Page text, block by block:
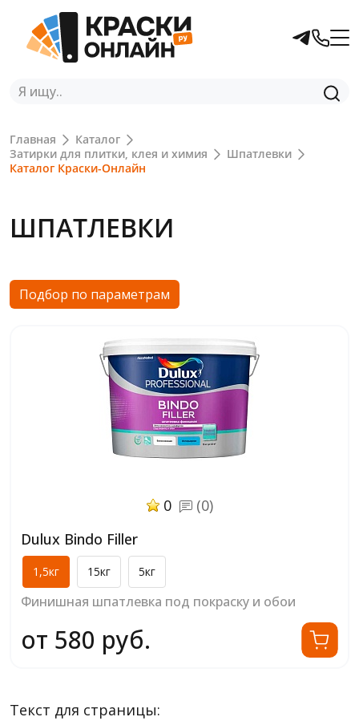
Главная
Каталог
Затирки для плитки, клея и химия
Шпатлевки
Каталог Краски-Онлайн
ШПАТЛЕВКИ
Подбор по параметрам
0
(0)
Dulux Bindo Filler
1,5кг 15кг 5кг
Финишная шпатлевка под покраску и обои
от 580 руб.
Текст для страницы: